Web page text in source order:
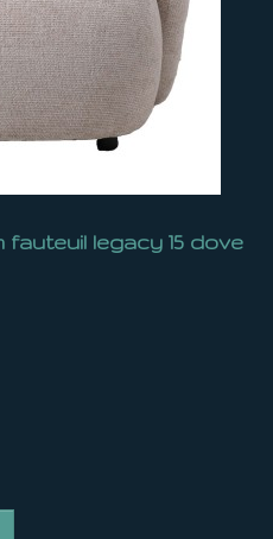
legacy 15 dove